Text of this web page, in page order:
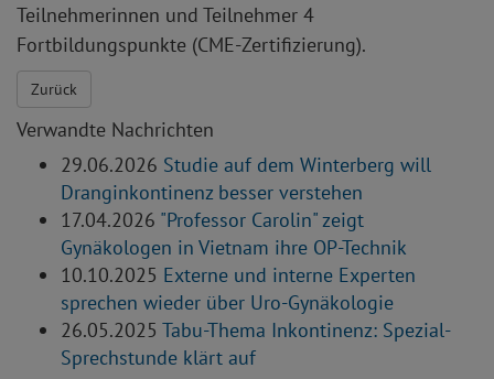
Teilnehmerinnen und Teilnehmer 4
Fortbildungspunkte (CME-Zertifizierung).
Zurück
Verwandte Nachrichten
29.06.2026 Studie auf dem Winterberg will
Dranginkontinenz besser verstehen
17.04.2026 "Professor Carolin" zeigt
Gynäkologen in Vietnam ihre OP-Technik
10.10.2025 Externe und interne Experten
sprechen wieder über Uro-Gynäkologie
26.05.2025 Tabu-Thema Inkontinenz: Spezial-
Sprechstunde klärt auf